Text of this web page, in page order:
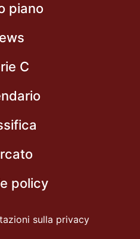
piano
C
policy
sulla privacy